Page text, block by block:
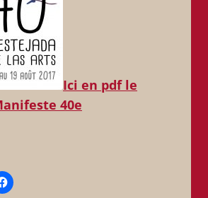
Ici en pdf le
40e